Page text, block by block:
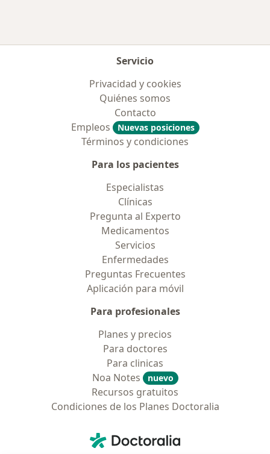
Servicio
Privacidad y cookies
Quiénes somos
Contacto
Empleos
Nuevas posiciones
Términos y condiciones
Para los pacientes
Especialistas
Clínicas
Pregunta al Experto
Medicamentos
Servicios
Enfermedades
Preguntas Frecuentes
Aplicación para móvil
Para profesionales
Planes y precios
Para doctores
Para clinicas
Noa Notes
nuevo
Recursos gratuitos
Condiciones de los Planes Doctoralia
Doctoralia - Página de inicio